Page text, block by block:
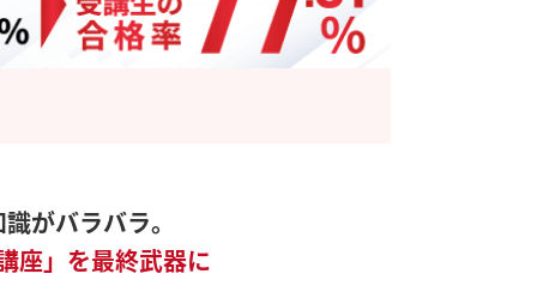
がバラバラ。
座」を最終武器に